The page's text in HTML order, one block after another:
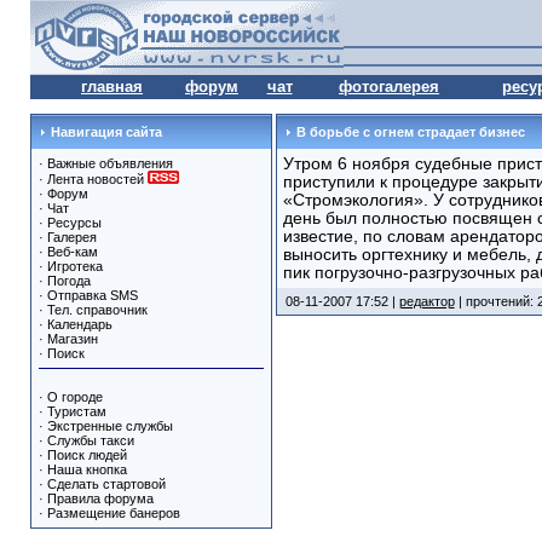
главная форум чат фотогалерея
Навигация сайта
· Важные объявления
· Лента новостей
· Форум
· Чат
· Ресурсы
· Галерея
· Веб-кам
· Игротека
· Погода
· Отправка SMS
· Тел. справочник
· Календарь
· Магазин
· Поиск
· О городе
· Туристам
· Экстренные службы
· Службы такси
· Поиск людей
· Наша кнопка
· Сделать стартовой
· Правила форума
· Размещение банеров
В борьбе с огнем страдает бизнес
Утром 6 ноября судебные
приступили к процедуре
«Стромэкология». У
день был полностью посвящен
известие, по словам
выносить оргтехнику и
пик погрузочно-разгрузочных
08-11-2007 17:52 | редактор| прочтений: